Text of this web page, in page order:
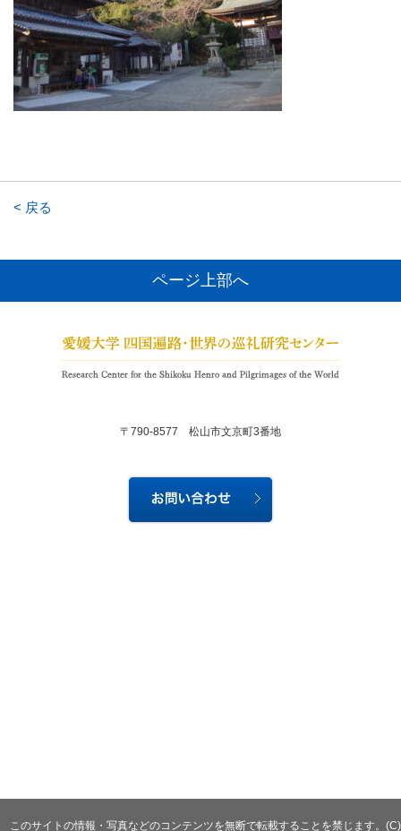
< 戻る
ページ上部へ
〒790-8577 松山市文京町3番地
このサイトの情報・写真などのコンテンツを無断で転載することを禁じます。(C)